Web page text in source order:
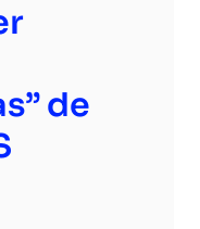
de